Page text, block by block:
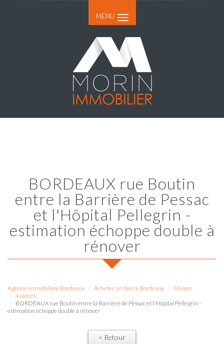
MENU
BORDEAUX rue Boutin
entre la Barrière de Pessac
et l'Hôpital Pellegrin -
estimation échoppe double à
rénover
Agence immobilière Bordeaux Acheter un bien à Bordeaux
Maison
4 pièces.
BORDEAUX rue Boutin entre la Barrière de Pessac et l'Hôpital Pellegrin -
estimation échoppe double à rénover
< Retour